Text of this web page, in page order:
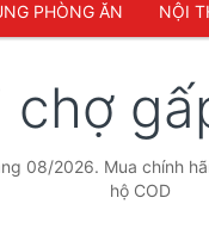
PHÒNG ĂN NỘI
08/2026. Mua chính
hộ COD